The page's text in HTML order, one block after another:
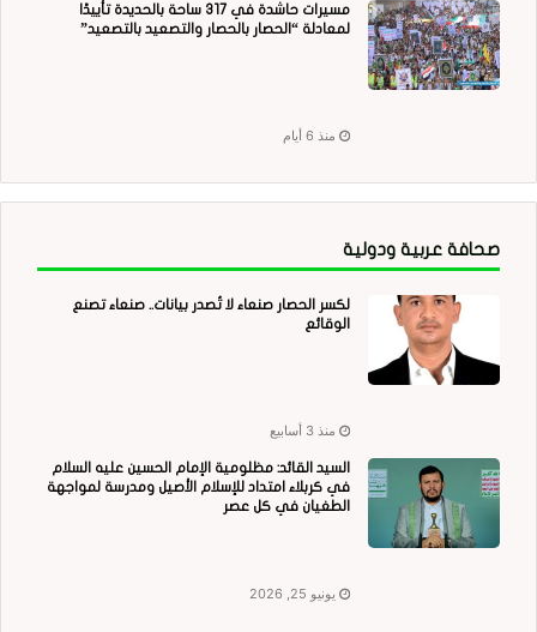
مسيرات حاشدة في 317 ساحة بالحديدة تأييدًا
لمعادلة “الحصار بالحصار والتصعيد بالتصعيد”
منذ 6 أيام
صحافة عربية ودولية
لكسر الحصار صنعاء لا تُصدر بيانات.. صنعاء تصنع
الوقائع
منذ 3 أسابيع
السيد القائد: مظلومية الإمام الحسين عليه السلام
في كربلاء امتداد للإسلام الأصيل ومدرسة لمواجهة
الطغيان في كل عصر
يونيو 25, 2026